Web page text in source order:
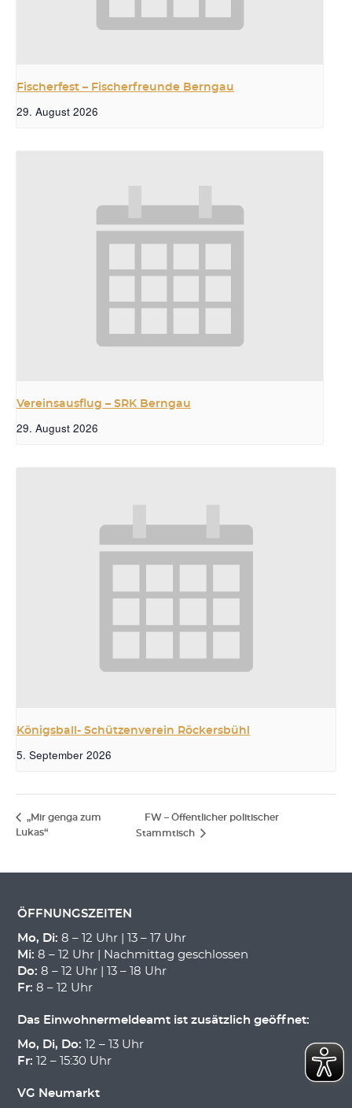
Fischerfest – Fischerfreunde Berngau
29. August 2026
Vereinsausflug – SRK Berngau
29. August 2026
Königsball- Schützenverein Röckersbühl
5. September 2026
„Mir genga zum
Lukas“
FW – Öffentlicher politischer
Stammtisch
ÖFFNUNGSZEITEN
Mo, Di: 8 – 12 Uhr | 13 – 17 Uhr
Mi: 8 – 12 Uhr | Nachmittag geschlossen
Do: 8 – 12 Uhr | 13 – 18 Uhr
Fr: 8 – 12 Uhr
Das Einwohnermeldeamt ist zusätzlich geöffnet:
Mo, Di, Do: 12 – 13 Uhr
Fr: 12 – 15:30 Uhr
VG Neumarkt